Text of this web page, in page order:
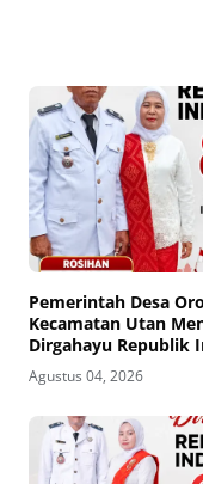
Pemerintah Desa
Kecamatan Utan
Dirgahayu Republik
81
Agustus 04, 2026